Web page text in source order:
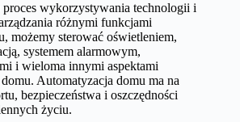
wykorzystywania technologii i
różnymi funkcjami
możemy sterować oświetleniem,
systemem alarmowym,
i wieloma innymi aspektami
Automatyzacja domu ma na
bezpieczeństwa i oszczędności
życiu.